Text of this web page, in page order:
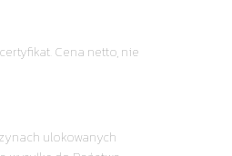
Cena netto, nie
ulokowanych